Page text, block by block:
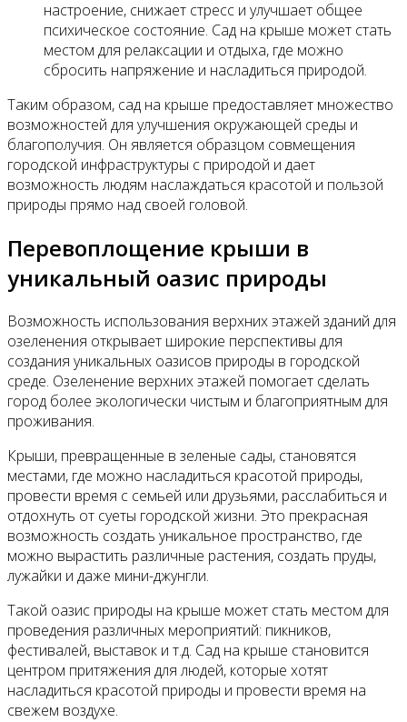
настроение, снижает стресс и улучшает общее
психическое состояние. Сад на крыше может стать
местом для релаксации и отдыха, где можно
сбросить напряжение и насладиться природой.
Таким образом, сад на крыше предоставляет множество
возможностей для улучшения окружающей среды и
благополучия. Он является образцом совмещения
городской инфраструктуры с природой и дает
возможность людям наслаждаться красотой и пользой
природы прямо над своей головой.
Перевоплощение крыши в
уникальный оазис природы
Возможность использования верхних этажей зданий для
озеленения открывает широкие перспективы для
создания уникальных оазисов природы в городской
среде. Озеленение верхних этажей помогает сделать
город более экологически чистым и благоприятным для
проживания.
Крыши, превращенные в зеленые сады, становятся
местами, где можно насладиться красотой природы,
провести время с семьей или друзьями, расслабиться и
отдохнуть от суеты городской жизни. Это прекрасная
возможность создать уникальное пространство, где
можно вырастить различные растения, создать пруды,
лужайки и даже мини-джунгли.
Такой оазис природы на крыше может стать местом для
проведения различных мероприятий: пикников,
фестивалей, выставок и т.д. Сад на крыше становится
центром притяжения для людей, которые хотят
насладиться красотой природы и провести время на
свежем воздухе.